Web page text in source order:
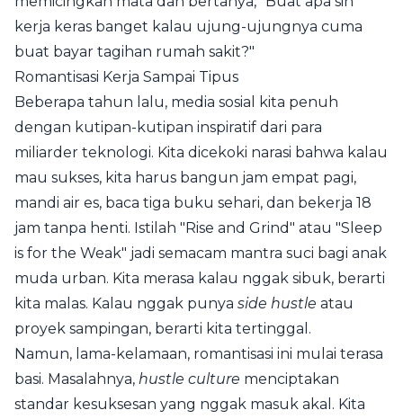
kerja keras banget kalau ujung-ujungnya cuma
buat bayar tagihan rumah sakit?"
Romantisasi Kerja Sampai Tipus
Beberapa tahun lalu, media sosial kita penuh
dengan kutipan-kutipan inspiratif dari para
miliarder teknologi. Kita dicekoki narasi bahwa kalau
mau sukses, kita harus bangun jam empat pagi,
mandi air es, baca tiga buku sehari, dan bekerja 18
jam tanpa henti. Istilah "Rise and Grind" atau "Sleep
is for the Weak" jadi semacam mantra suci bagi anak
muda urban. Kita merasa kalau nggak sibuk, berarti
kita malas. Kalau nggak punya side hustle atau
proyek sampingan, berarti kita tertinggal.
Namun, lama-kelamaan, romantisasi ini mulai terasa
basi. Masalahnya, hustle culture menciptakan
standar kesuksesan yang nggak masuk akal. Kita